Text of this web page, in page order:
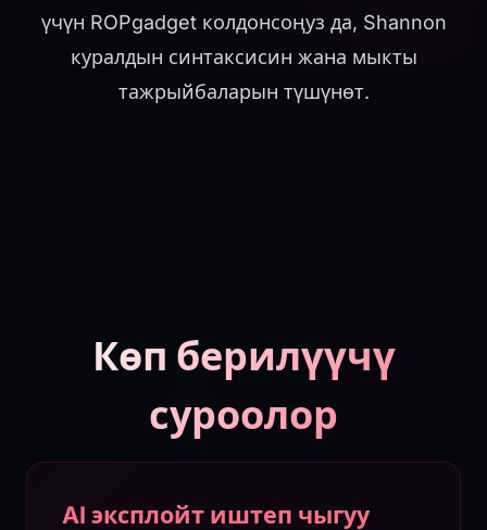
үчүн ROPgadget колдонсоңуз да, Shannon
куралдын синтаксисин жана мыкты
тажрыйбаларын түшүнөт.
Көп берилүүчү
суроолор
AI эксплойт иштеп чыгуу